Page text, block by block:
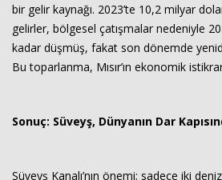
bir gelir kaynağı. 2023’te 10,2 milyar
gelirler, bölgesel çatışmalar nedeniyle
kadar düşmüş, fakat son dönemde
Bu toparlanma, Mısır’ın ekonomik
Sonuç: Süveyş, Dünyanın Dar
Süveyş Kanalı’nın önemi; sadece iki